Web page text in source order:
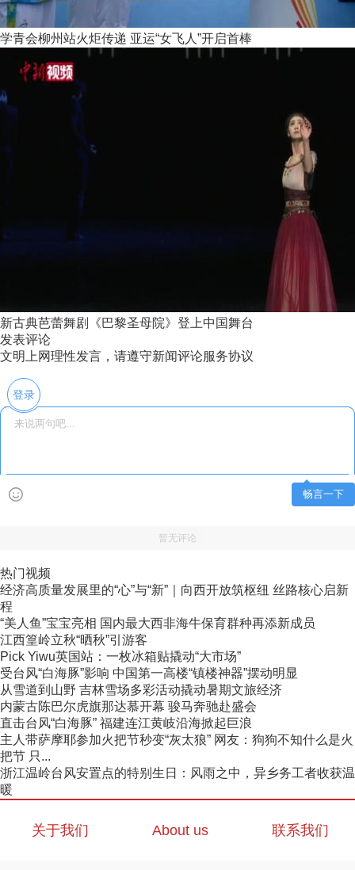
学青会柳州站火炬传递 亚运“女飞人”开启首棒
新古典芭蕾舞剧《巴黎圣母院》登上中国舞台
发表评论
文明上网理性发言，请遵守新闻评论服务协议
登录
畅言一下
暂无评论
热门视频
经济高质量发展里的“心”与“新”｜向西开放筑枢纽 丝路核心启新
程
“美人鱼”宝宝亮相 国内最大西非海牛保育群种再添新成员
江西篁岭立秋“晒秋”引游客
Pick Yiwu英国站：一枚冰箱贴撬动“大市场”
受台风“白海豚”影响 中国第一高楼“镇楼神器”摆动明显
从雪道到山野 吉林雪场多彩活动撬动暑期文旅经济
内蒙古陈巴尔虎旗那达慕开幕 骏马奔驰赴盛会
直击台风“白海豚” 福建连江黄岐沿海掀起巨浪
主人带萨摩耶参加火把节秒变“灰太狼” 网友：狗狗不知什么是火
把节 只...
浙江温岭台风安置点的特别生日：风雨之中，异乡务工者收获温
暖
关于我们 About us 联系我们